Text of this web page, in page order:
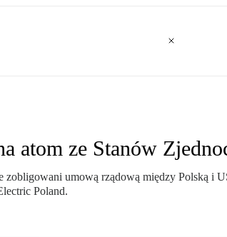
atom ze Stanów
zobligowani umową rządową między Polską
Poland.